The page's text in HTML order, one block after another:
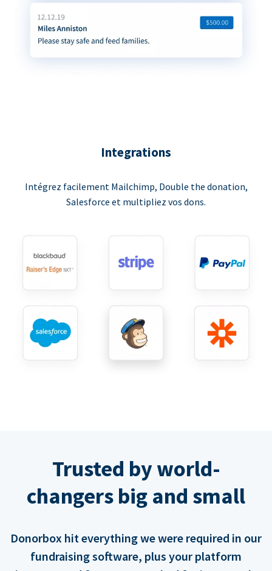
Integrations
Intégrez facilement Mailchimp, Double the donation,
Salesforce et multipliez vos dons.
Trusted by world-
changers big and small
Donorbox hit everything we were required in our
fundraising software, plus your platform